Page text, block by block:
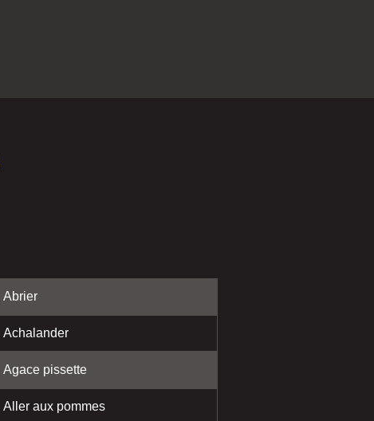
Abrier
Achalander
Agace pissette
Aller aux pommes